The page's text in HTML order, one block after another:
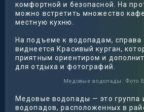
комфортной и безопасной. На
можно встретить множество
местную кухню.
На подъеме к водопадам, справа
виднеется Красивый курган,
приятным ориентиром и
для отдыха и фотографий.
Медовые водопады. Фото
Медовые водопады — это группа
водопадов, расположенных в